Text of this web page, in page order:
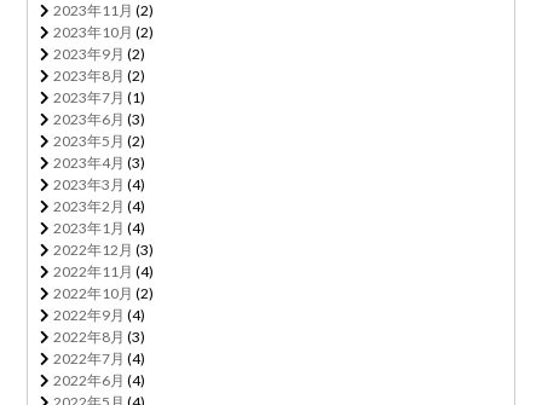
2023年11月 (2)
2023年10月 (2)
2023年9月 (2)
2023年8月 (2)
2023年7月 (1)
2023年6月 (3)
2023年5月 (2)
2023年4月 (3)
2023年3月 (4)
2023年2月 (4)
2023年1月 (4)
2022年12月 (3)
2022年11月 (4)
2022年10月 (2)
2022年9月 (4)
2022年8月 (3)
2022年7月 (4)
2022年6月 (4)